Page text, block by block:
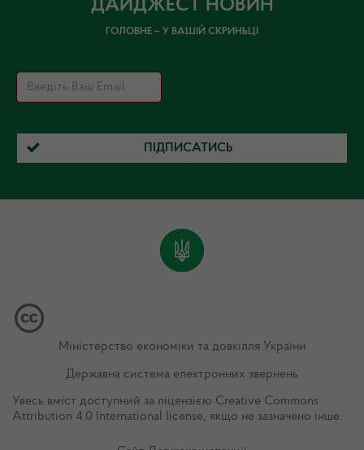
ДАЙДЖЕСТ НОВИН
ГОЛОВНЕ – У ВАШІЙ СКРИНЬЦІ
ПІДПИСАТИСЬ
Міністерство економіки та довкілля України
Державна система електронних звернень
Увесь вміст доступний за ліцензією Creative Commons
Attribution 4.0 International license, якщо не зазначено інше.